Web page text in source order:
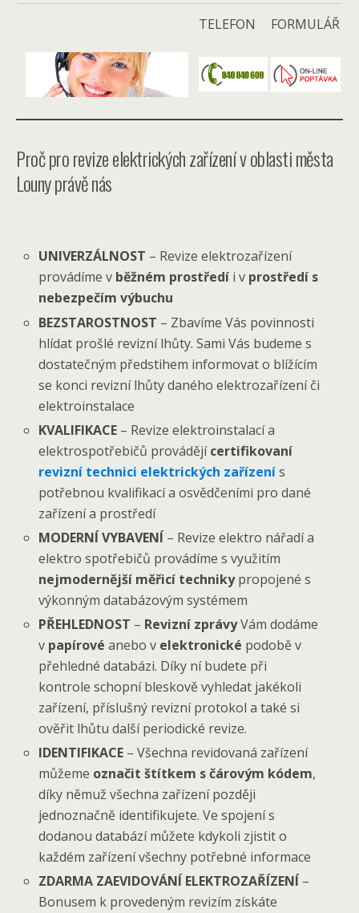
TELEFON
FORMULÁŘ
Proč pro revize elektrických zařízení v oblasti města
Louny právě nás
UNIVERZÁLNOST – Revize elektrozařízení
provádíme v běžném prostředí i v prostředí s
nebezpečím výbuchu
BEZSTAROSTNOST – Zbavíme Vás povinnosti
hlídat prošlé revizní lhůty. Sami Vás budeme s
dostatečným předstihem informovat o blížícím
se konci revizní lhůty daného elektrozařízení či
elektroinstalace
KVALIFIKACE – Revize elektroinstalací a
elektrospotřebičů provádějícertifikovaní
revizní technici elektrických zařízenís
potřebnou kvalifikací a osvědčeními pro dané
zařízení a prostředí
MODERNÍ VYBAVENÍ – Revize elektro nářadí a
elektro spotřebičů provádíme s využitím
nejmodernější měřicí technikypropojené s
výkonným databázovým systémem
PŘEHLEDNOST – Revizní zprávyVám dodáme
v papírové anebo v elektronické podobě v
přehledné databázi. Díky ní budete při
kontrole schopní bleskově vyhledat jakékoli
zařízení, příslušný revizní protokol a také si
ověřit lhůtu další periodické revize.
IDENTIFIKACE – Všechna revidovaná zařízení
můžeme označit štítkem s čárovým kódem,
díky němuž všechna zařízení později
jednoznačně identifikujete. Ve spojení s
dodanou databází můžete kdykoli zjistit o
každém zařízení všechny potřebné informace
ZDARMA ZAEVIDOVÁNÍ ELEKTROZAŘÍZENÍ –
Bonusem k provedeným revizím získáte